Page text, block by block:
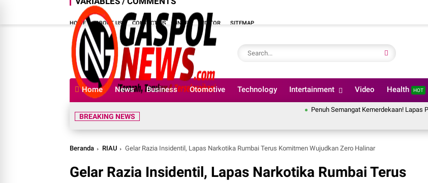
HOME ABOUT US CONTACT US INDEX EDITOR SITEMAP
Home News Business Otomotive Technology Intertainment Video Health HOT
BREAKING NEWS
Penuh Semangat Kemerdekaan! Lapas Pekanbaru
Beranda RIAU Gelar Razia Insidentil, Lapas Narkotika Rumbai Terus Komitmen Wujudkan Zero Halinar
Gelar Razia Insidentil, Lapas Narkotika Rumbai Terus